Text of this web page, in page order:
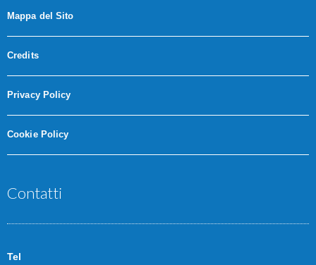
Mappa del Sito
Credits
Privacy Policy
Cookie Policy
Contatti
Tel